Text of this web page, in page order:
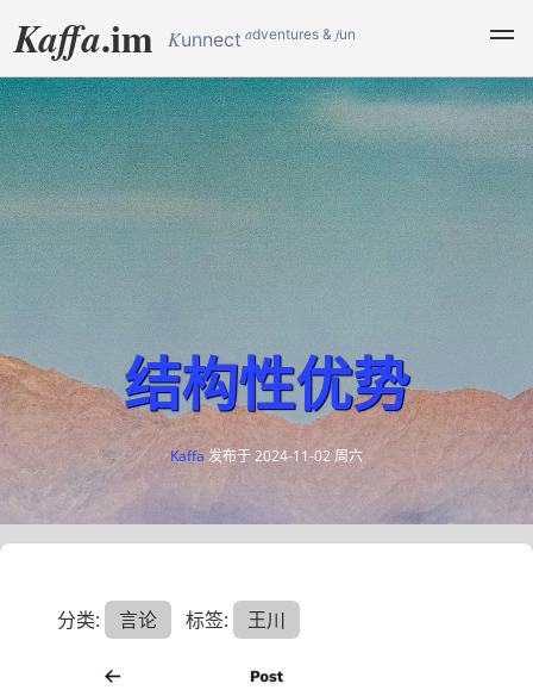
Kaffa.im Kunnect adventures & fun
结构性优势
Kaffa 发布于2024-11-02 周六
分类: 言论 标签: 王川